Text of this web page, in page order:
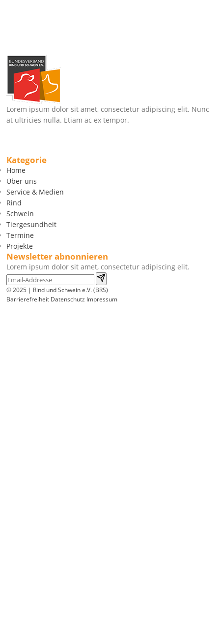
Lorem ipsum dolor sit amet, consectetur adipiscing elit. Nunc
at ultricies nulla. Etiam ac ex tempor.
Kategorie
Home
Über uns
Service & Medien
Rind
Schwein
Tiergesundheit
Termine
Projekte
Newsletter abnonnieren
Lorem ipsum dolor sit amet, consectetur adipiscing elit.
© 2025 | Rind und Schwein e.V. (BRS)
Barrierefreiheit Datenschutz Impressum